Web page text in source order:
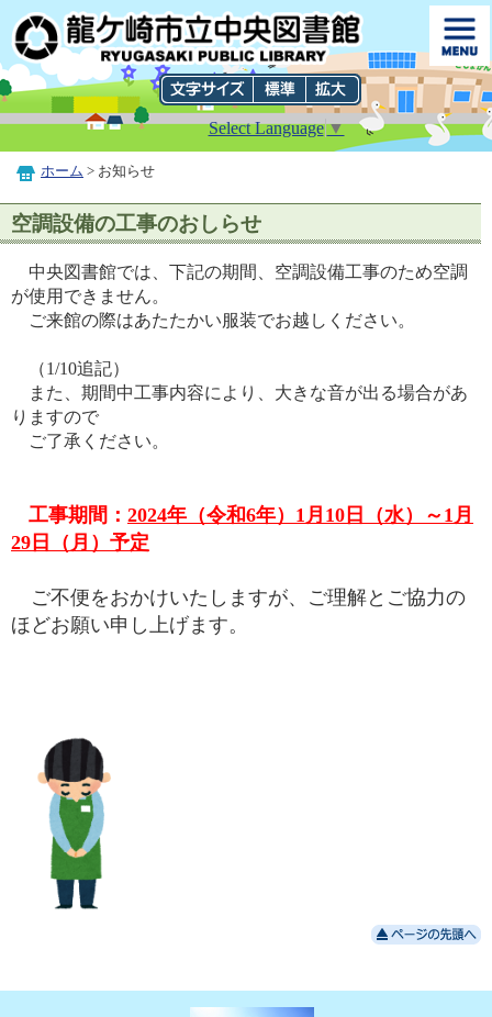
Select Language▼
ホーム > お知らせ
空調設備の工事のおしらせ
中央図書館では、下記の期間、空調設備工事のため空調
が使用できません。
ご来館の際はあたたかい服装でお越しください。
（1/10追記）
また、期間中工事内容により、大きな音が出る場合があ
りますので
ご了承ください。
工事期間： 2024年（令和6年）1月10日（水）～1月
29日（月）予定
ご不便をおかけいたしますが、ご理解とご協力の
ほどお願い申し上げます。